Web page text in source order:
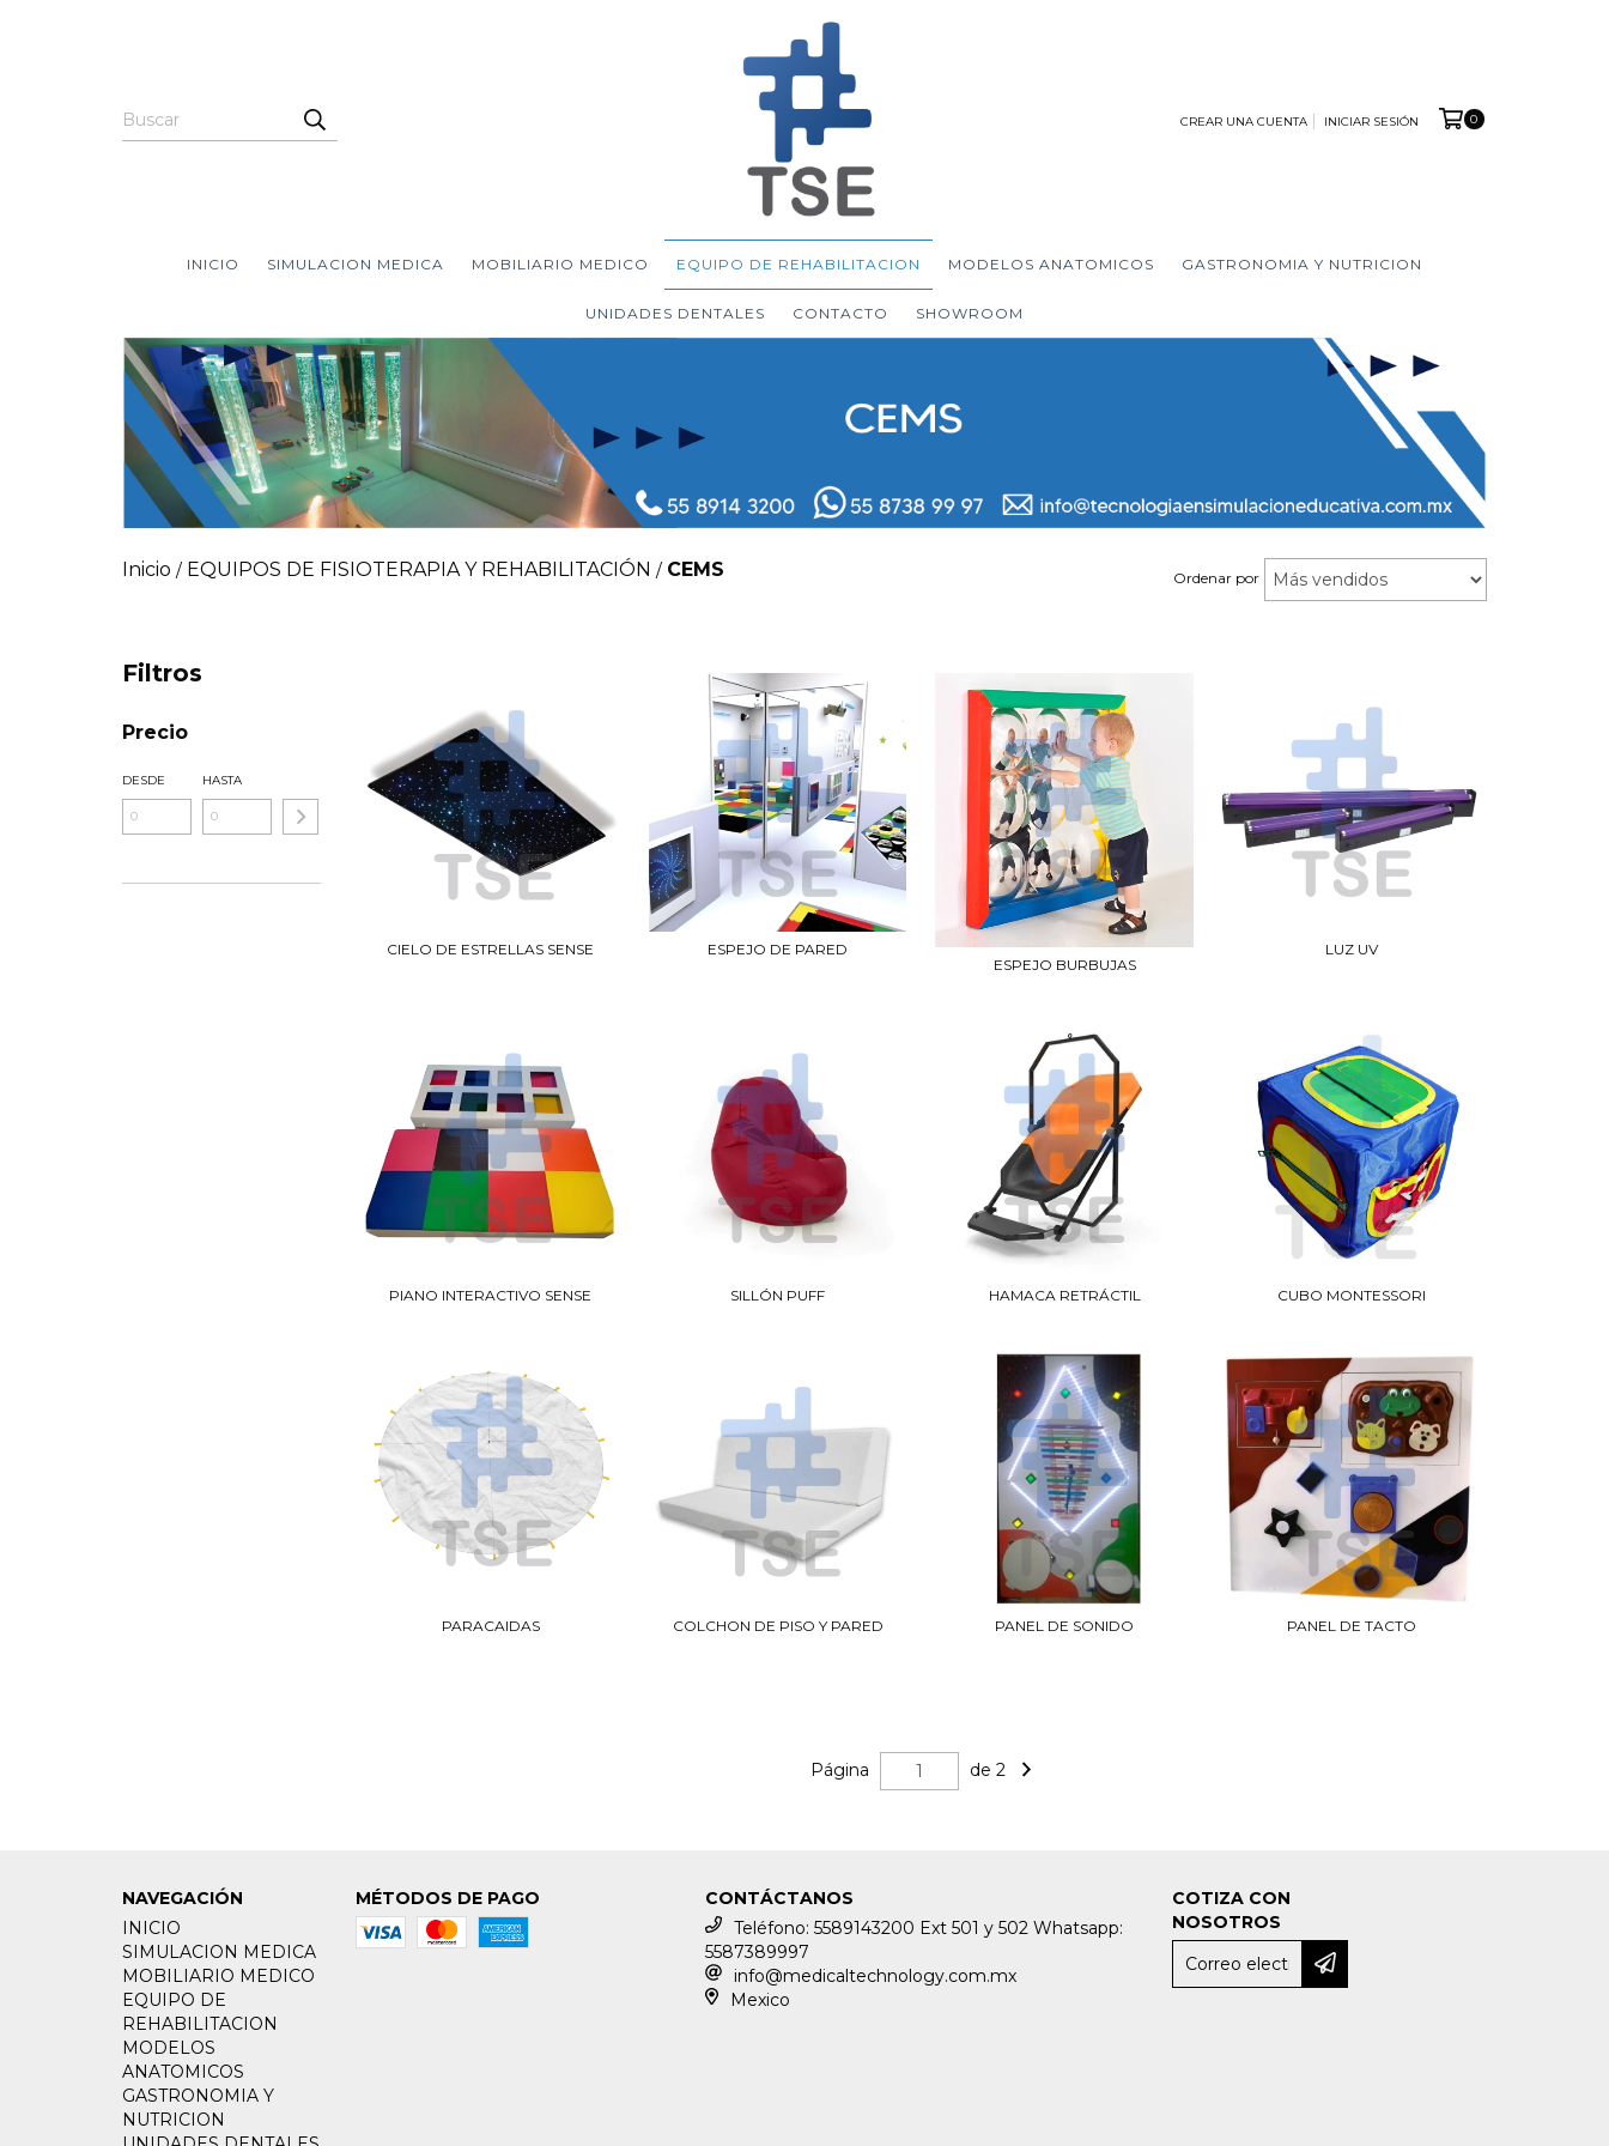
CREAR UNA CUENTA INICIAR SESIÓN 0
INICIO SIMULACION MEDICA MOBILIARIO MEDICO EQUIPO DE REHABILITACION MODELOS ANATOMICOS GASTRONOMIA Y NUTRICION
UNIDADES DENTALES CONTACTO SHOWROOM
Inicio / EQUIPOS DE FISIOTERAPIA Y REHABILITACIÓN / CEMS Ordenar por
Filtros
Precio
DESDE HASTA
CIELO DE ESTRELLAS SENSE
ESPEJO DE PARED
ESPEJO BURBUJAS
LUZ UV
PIANO INTERACTIVO SENSE SILLÓN PUFF HAMACA RETRÁCTIL CUBO MONTESSORI
PARACAIDAS COLCHON DE PISO Y PARED PANEL DE SONIDO PANEL DE TACTO
Página de 2
NAVEGACIÓN
INICIO
SIMULACION MEDICA
MOBILIARIO MEDICO
EQUIPO DE
REHABILITACION
MODELOS
ANATOMICOS
GASTRONOMIA Y
NUTRICION
MÉTODOS DE PAGO
CONTÁCTANOS
Teléfono: 5589143200 Ext 501 y 502 Whatsapp:
5587389997
info@medicaltechnology.com.mx
Mexico
COTIZA CON
NOSOTROS